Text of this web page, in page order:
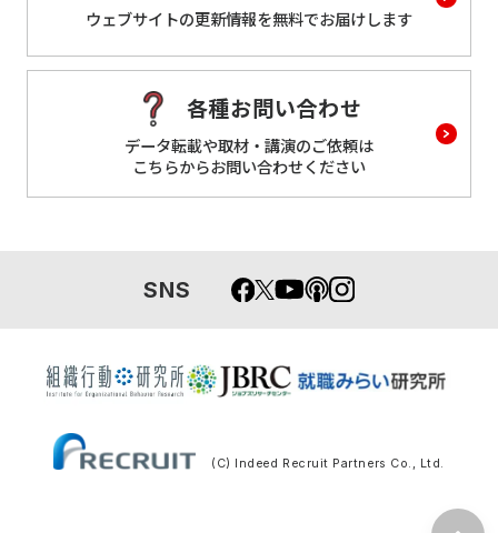
ウェブサイトの更新情報を無料でお届けします
各種お問い合わせ
データ転載や取材・講演のご依頼は
こちらからお問い合わせください
SNS
(C) Indeed Recruit Partners Co., Ltd.